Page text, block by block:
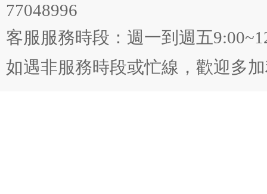
77048996
客服服務時段：週一到週五
如遇非服務時段或忙線，歡迎多